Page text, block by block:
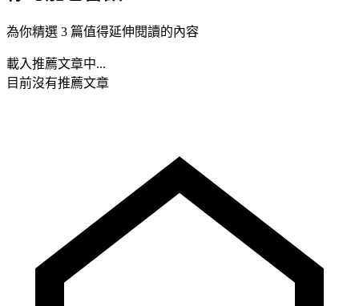
為你精選 3 篇值得延伸閱讀的內容
載入推薦文章中...
目前沒有推薦文章